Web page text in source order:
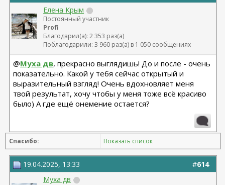
Елена Крым
Постоянный участник
Profi
Благодарил(а): 2 353 раз(а)
Поблагодарили: 3 960 раз(а) в 1 050 сообщениях
@Муха дв, прекрасно выглядишь! До и после - очень
показательно. Какой у тебя сейчас открытый и
выразительный взгляд! Очень вдохновляет меня
твой результат, хочу чтобы у меня тоже всё красиво
было) А где ещё онемение остается?
Спасибо: Показать список
#614
19.04.2025, 13:33
Муха дв